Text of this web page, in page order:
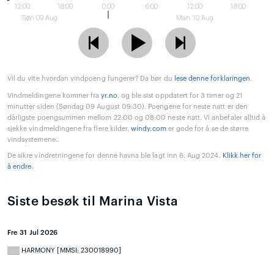
12:00
Søn 09 Aug
18:00 0:00 6:00
12:00
Man 10 Aug
18:00
Vil du vite hvordan vindpoeng fungerer? Da bør du lese denne forklaringen.
Vindmeldingene kommer frayr.no, og ble sist oppdatert for 3 timer og 21
minutter siden (Søndag 09 August 09:30). Poengene for neste natt er den
dårligste poengsummen mellom 22:00 og 08:00 neste natt. Vi anbefaler alltid å
sjekke vindmeldingene fra flere kilder.windy.comer gode for å se de større
vindsystemene..
De sikre vindretningene for denne havna ble lagt inn 6. Aug 2024. Klikk her for
å endre.
Siste besøk til Marina Vista
Fre 31 Jul 2026
HARMONY [MMSI: 230018990]